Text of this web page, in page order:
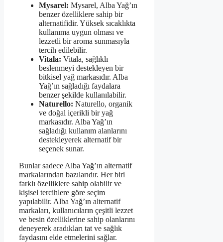
Mysarel: Mysarel, Alba Yağ’ın
benzer özelliklere sahip bir
alternatifidir. Yüksek sıcaklıkta
kullanıma uygun olması ve
lezzetli bir aroma sunmasıyla
tercih edilebilir.
Vitala: Vitala, sağlıklı
beslenmeyi destekleyen bir
bitkisel yağ markasıdır. Alba
Yağ’ın sağladığı faydalara
benzer şekilde kullanılabilir.
Naturello: Naturello, organik
ve doğal içerikli bir yağ
markasıdır. Alba Yağ’ın
sağladığı kullanım alanlarını
destekleyerek alternatif bir
seçenek sunar.
Bunlar sadece Alba Yağ’ın alternatif
markalarından bazılarıdır. Her biri
farklı özelliklere sahip olabilir ve
kişisel tercihlere göre seçim
yapılabilir. Alba Yağ’ın alternatif
markaları, kullanıcıların çeşitli lezzet
ve besin özelliklerine sahip olanlarını
deneyerek aradıkları tat ve sağlık
faydasını elde etmelerini sağlar.